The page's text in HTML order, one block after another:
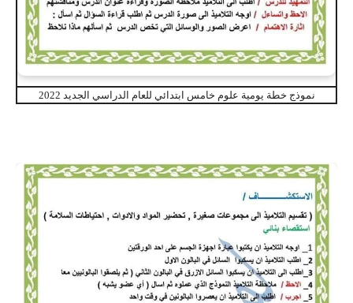
نموذج خطة يومية علوم خامس ابتدائي للعام الدراسي الجديد 2022